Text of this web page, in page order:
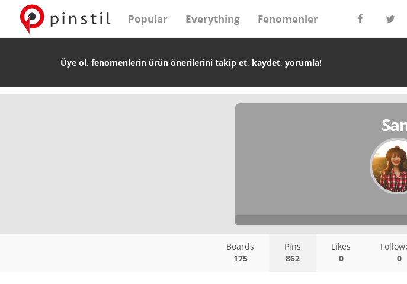
Popular Everything Fenomenler
Üye ol, fenomenlerin ürün önerilerini takip et, kaydet, yorumla!
Boards
175
Pins
862
Likes
0
0